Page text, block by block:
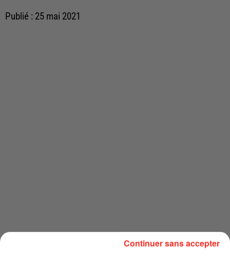
Publié : 25 mai 2021
Continuer sans accepter